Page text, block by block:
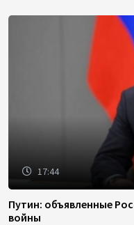
17:44
Путин: объявленные
войны